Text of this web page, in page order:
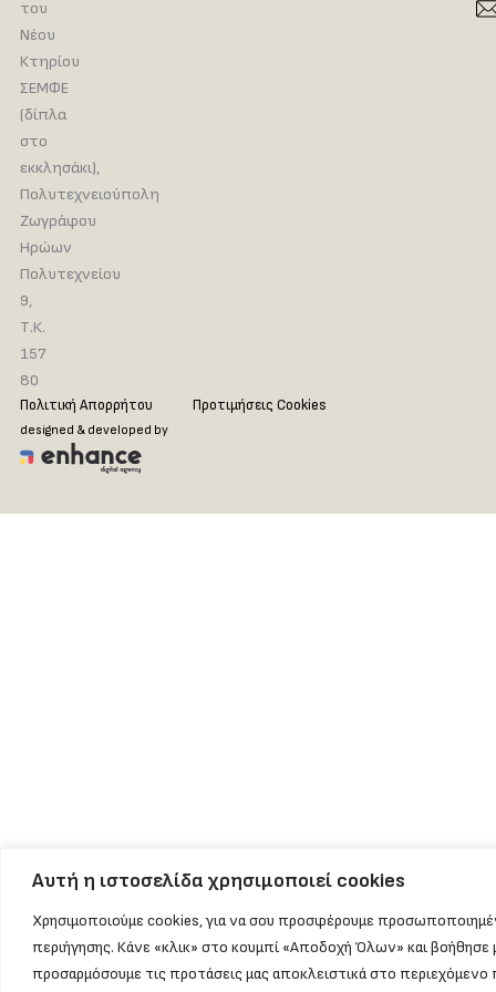
Αυτή η ιστοσελίδα χρησιμοποιεί cookies
Χρησιμοποιούμε cookies, για να σου προσφέρουμε
περιήγησης. Κάνε «κλικ» στο κουμπί «Αποδοχή Όλων» και βοήθησε
προσαρμόσουμε τις προτάσεις μας αποκλειστικά στο περιεχόμενο
του
Νέου
Κτηρίου
ΣΕΜΦΕ
(δίπλα
στο
εκκλησάκι),
Πολυτεχνειούπολη
Ζωγράφου
Ηρώων
Πολυτεχνείου
9,
Τ.Κ.
157
80
Πολιτική Απορρήτου Προτιμήσεις Cookies
designed & developed by